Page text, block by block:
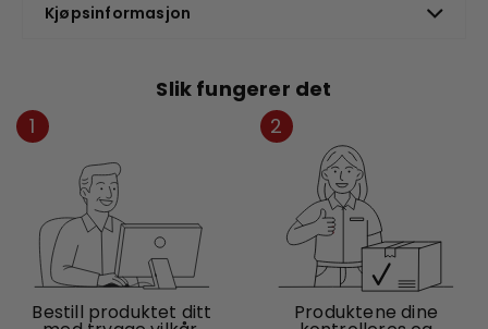
Kjøpsinformasjon
Slik fungerer det
1
Bestill produktet ditt
2
Produktene dine